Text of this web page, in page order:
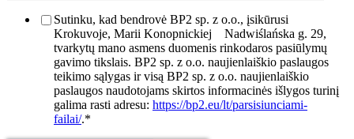
Sutinku, kad bendrovė BP2 sp. z o.o., įsikūrusi
Krokuvoje, Marii Konopnickiej
Nadwiślańska g. 29,
tvarkytų mano asmens duomenis rinkodaros pasiūlymų
gavimo tikslais. BP2 sp. z o.o. naujienlaiškio paslaugos
teikimo sąlygas ir visą BP2 sp. z o.o. naujienlaiškio
paslaugos naudotojams skirtos informacinės išlygos turinį
galima rasti adresu: https://bp2.eu/lt/parsisiunciami-
failai/.*